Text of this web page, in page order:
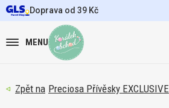
Doprava od 39 Kč
MENU
Preciosa Přívěsky EXCLUSIVE